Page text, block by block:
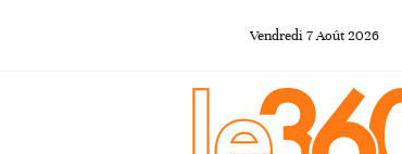
Vendredi 7Août 2026